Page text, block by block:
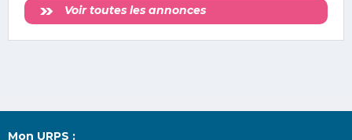
Voir toutes les annonces
Mon URPS :